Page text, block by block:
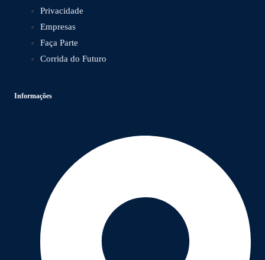
Privacidade
Empresas
Faça Parte
Corrida do Futuro
Informações